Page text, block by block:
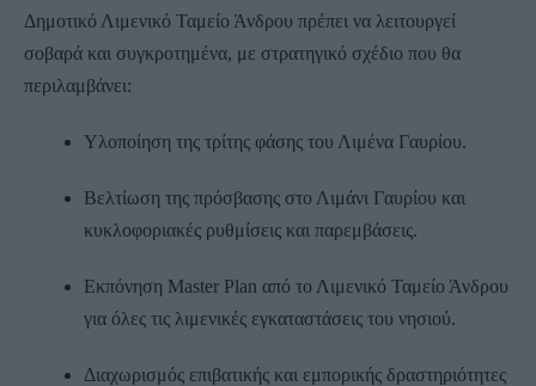
Δημοτικό Λιμενικό Ταμείο Άνδρου πρέπει να λειτουργεί
σοβαρά και συγκροτημένα, με στρατηγικό σχέδιο που θα
περιλαμβάνει:
Υλοποίηση της τρίτης φάσης του Λιμένα Γαυρίου.
Βελτίωση της πρόσβασης στο Λιμάνι Γαυρίου και
κυκλοφοριακές ρυθμίσεις και παρεμβάσεις.
Εκπόνηση Master Plan από το Λιμενικό Ταμείο Άνδρου
για όλες τις λιμενικές εγκαταστάσεις του νησιού.
Διαχωρισμός επιβατικής και εμπορικής δραστηριότητες